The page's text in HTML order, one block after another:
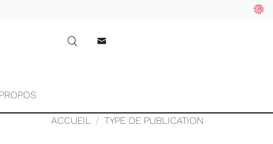
ACCUEIL TYPE DE PUBLICATION